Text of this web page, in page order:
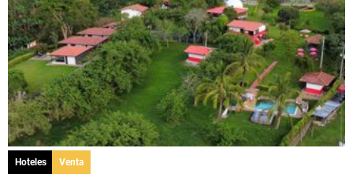
Hoteles Venta